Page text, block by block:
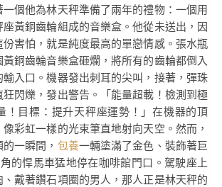
個他為林天秤準備了兩年的禮物：一個用
黃銅齒輪組成的音樂盒。他從未送出，因
害怕，就是純度最高的單戀情感。張水瓶
銅齒輪音樂盒砸爛，將所有的齒輪都倒入
輸入口。機器發出刺耳的尖叫，接著，彈珠
閃爍，發出警告。「能量超載！檢測到極
！目標：提升天秤座運勢！」在機器的頂
彩虹一樣的光束筆直地射向天空。然而，
一瞬間， 包養一輛塗滿了金色、裝飾著巨
的悍馬車猛地停在咖啡館門口。駕駛座上
戴著鑽石項圈的男人，那人正是林天秤的